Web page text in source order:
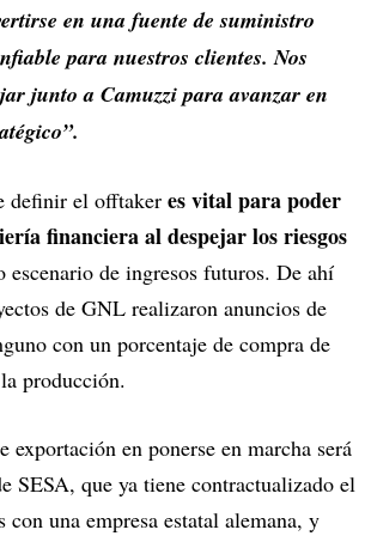
en una fuente de suministro
para nuestros clientes. Nos
junto a Camuzzi para avanzar en
definir el offtaker es vital para poder
financiera al despejar los riesgos
escenario de ingresos futuros. De ahí
de GNL realizaron anuncios de
con un porcentaje de compra de
producción.
exportación en ponerse en marcha será
SESA, que ya tiene contractualizado el
con una empresa estatal alemana, y